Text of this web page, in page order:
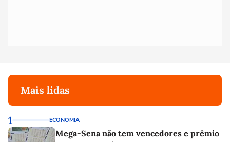
Mais lidas
1 ECONOMIA
Mega-Sena não tem vencedores e prêmio